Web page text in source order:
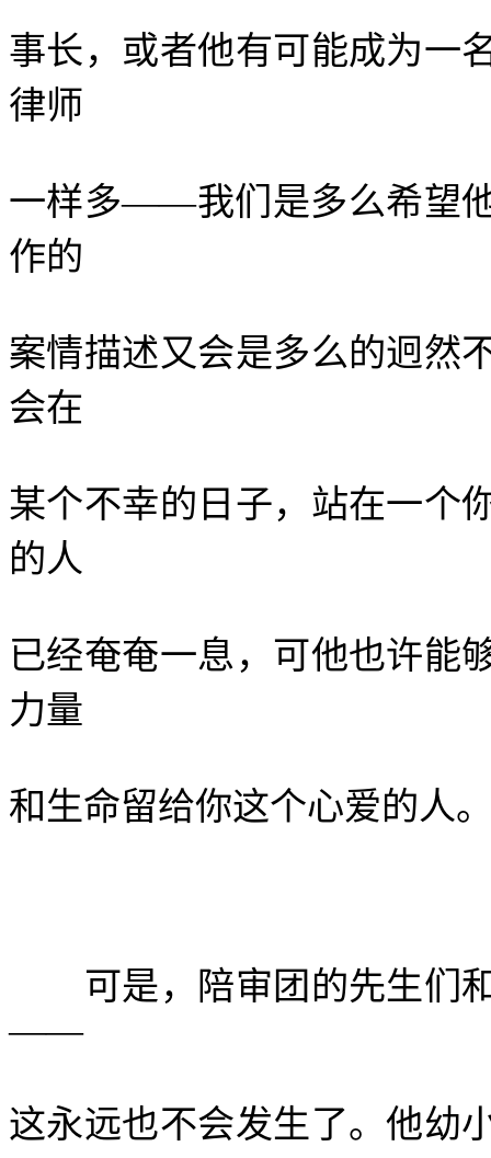
事长，或者他有可能成为一
律师
一样多——我们是多么希望
作的
案情描述又会是多么的迥然
会在
某个不幸的日子，站在一个
的人
已经奄奄一息，可他也许能
力量
和生命留给你这个心爱的人
可是，陪审团的先生们和
——
这永远也不会发生了。他幼